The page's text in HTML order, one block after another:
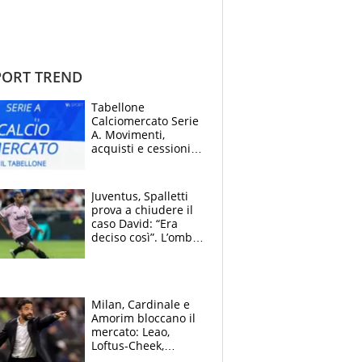
TREND
Tabellone
Calciomercato Serie
A. Movimenti,
acquisti e cessioni:
Juventus, Spalletti
prova a chiudere il
caso David: “Era
deciso così”. L’ombra
Milan, Cardinale e
Amorim bloccano il
mercato: Leao,
Loftus-Cheek,